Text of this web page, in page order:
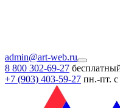
admin@art-web.ru
8 800 302-69-27
+7 (903) 403-59-27 пн.-пт.